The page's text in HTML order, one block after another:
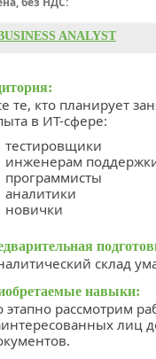
ANALYST
те, кто планирует
в ИТ-сфере:
тестировщики
инженерам
программисты
аналитики
новички
склад
навыки:
этапно рассмотрим
лиц